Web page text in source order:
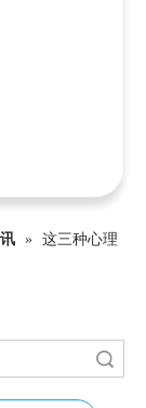
» 这三种心理